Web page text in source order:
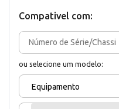
Compativel com:
ou selecione um modelo:
Equipamento